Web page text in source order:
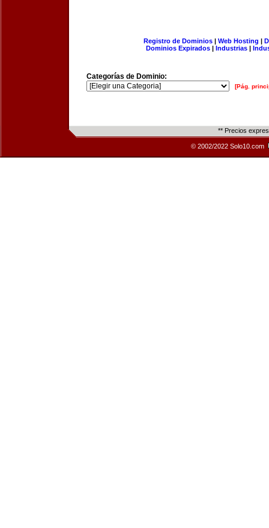
Registro de Dominios| Web Hosting |
Dominios Expirados | Industrias |
Categorías de Dominio:
[Pág.
** Precios
© 2002/2022 Solo10.com